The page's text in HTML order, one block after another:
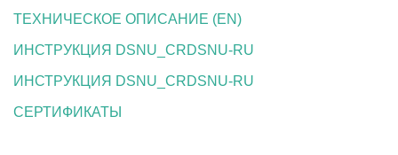
ТЕХНИЧЕСКОЕ ОПИСАНИЕ (EN)
ИНСТРУКЦИЯ DSNU_CRDSNU-RU
ИНСТРУКЦИЯ DSNU_CRDSNU-RU
СЕРТИФИКАТЫ